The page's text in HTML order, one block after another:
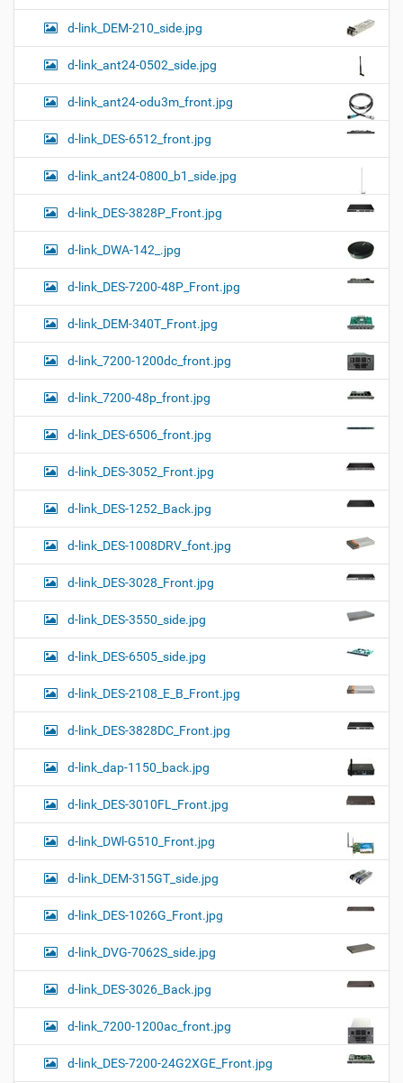
d-link_DEM-210_side.jpg
d-link_ant24-0502_side.jpg
d-link_ant24-odu3m_front.jpg
d-link_DES-6512_front.jpg
d-link_ant24-0800_b1_side.jpg
d-link_DES-3828P_Front.jpg
d-link_DWA-142_.jpg
d-link_DES-7200-48P_Front.jpg
d-link_DEM-340T_Front.jpg
d-link_7200-1200dc_front.jpg
d-link_7200-48p_front.jpg
d-link_DES-6506_front.jpg
d-link_DES-3052_Front.jpg
d-link_DES-1252_Back.jpg
d-link_DES-1008DRV_font.jpg
d-link_DES-3028_Front.jpg
d-link_DES-3550_side.jpg
d-link_DES-6505_side.jpg
d-link_DES-2108_E_B_Front.jpg
d-link_DES-3828DC_Front.jpg
d-link_dap-1150_back.jpg
d-link_DES-3010FL_Front.jpg
d-link_DWl-G510_Front.jpg
d-link_DEM-315GT_side.jpg
d-link_DES-1026G_Front.jpg
d-link_DVG-7062S_side.jpg
d-link_DES-3026_Back.jpg
d-link_7200-1200ac_front.jpg
d-link_DES-7200-24G2XGE_Front.jpg